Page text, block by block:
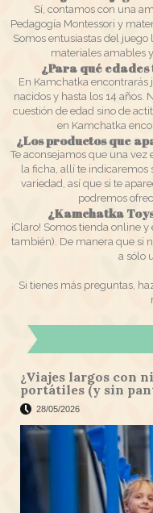
Sí, contamos con una
Pedagogía Montessori y
Somos entusiastas del
materiales amables
¿Para qué
En Kamchatka encontrarás
nacidos y hasta los 14 años.
cuestión de edad sino de
en Kamchatka
¿Los productos que
Te aconsejamos que una
la ficha, allí te indicaremos
variedad, así que si te
podremos
¿Kamchatka
¡Claro! Somos tienda online
también). De manera que si
a sólo
Si tienes más preguntas,
¿Viajes largos con
portátiles (y sin
28/05/2026